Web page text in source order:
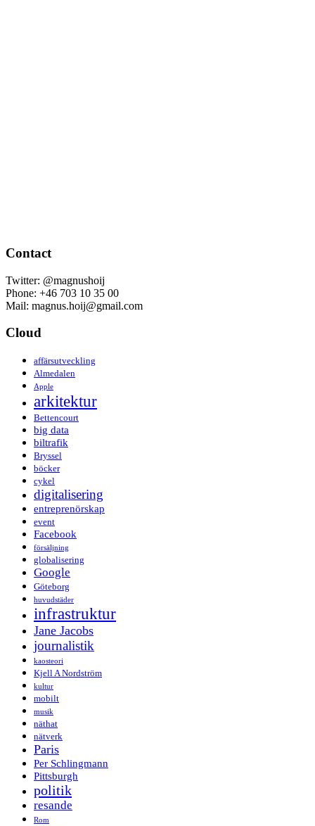
Contact
Twitter: @magnushoij
Phone: +46 703 10 35 00
Mail: magnus.hoij@gmail.com
Cloud
affärsutveckling
Almedalen
Apple
arkitektur
Bettencourt
big data
biltrafik
Bryssel
böcker
cykel
digitalisering
entreprenörskap
event
Facebook
försäljning
globalisering
Google
Göteborg
huvudstäder
infrastruktur
Jane Jacobs
journalistik
kaosteori
Kjell A Nordström
kultur
mobilt
musik
näthat
nätverk
Paris
Per Schlingmann
Pittsburgh
politik
resande
Rom